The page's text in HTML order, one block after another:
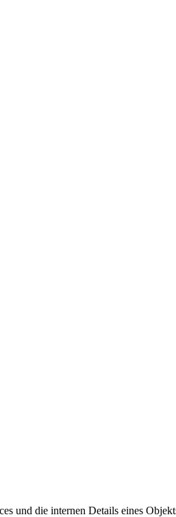
und die internen Details eines